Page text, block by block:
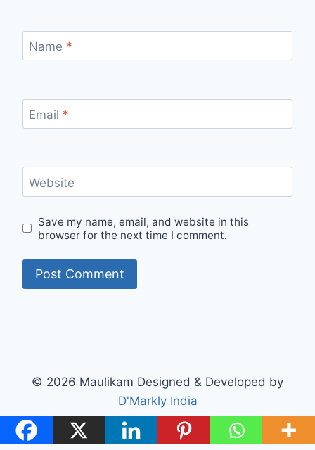
Name *
Email *
Website
Save my name, email, and website in this
browser for the next time I comment.
© 2026 Maulikam Designed & Developed by
D'Markly India